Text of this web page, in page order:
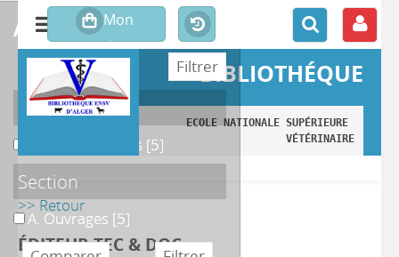
BIBLIOTHÉQUE
ECOLE NATIONALE SUPÉRIEURE
VÉTÉRINAIRE
>> Retour
ÉDITEUR TEC & DOC
affiner ou comparer
Localisation
A. Monographies
A. Monographies [5]
Section
A. Ouvrages
A. Ouvrages [5]